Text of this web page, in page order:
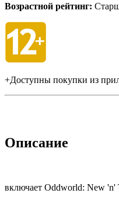
Возрастной рейтинг:
+Доступны покупки из
Описание
включает Oddworld: New 'n'